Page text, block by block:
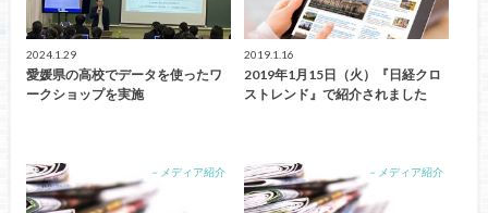
2024.1.29
愛媛県の高校でデータを使ったワ
ークショップを実施
2019.1.16
2019年1月15日（火）『日経クロ
ストレンド』で紹介されました
－メディア紹介 －メディア紹介